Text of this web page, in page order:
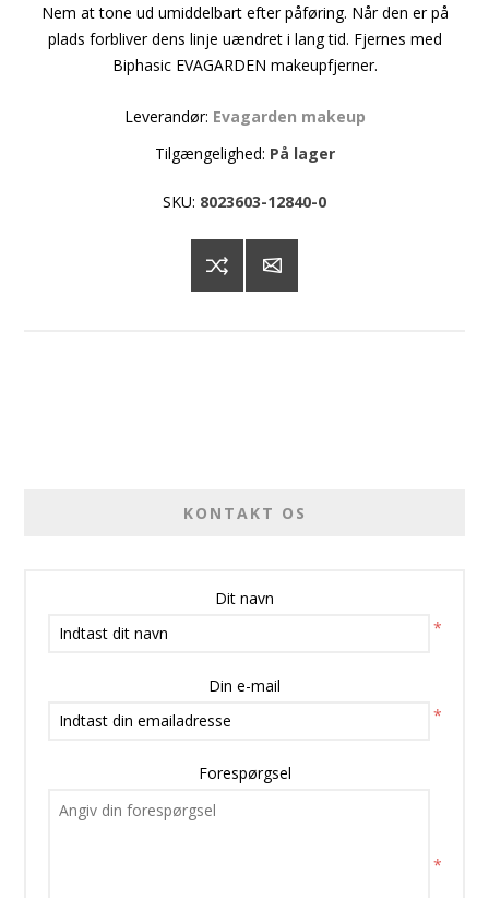
Nem at tone ud umiddelbart efter påføring. Når den er på
plads forbliver dens linje uændret i lang tid. Fjernes med
Biphasic EVAGARDEN makeupfjerner.
Leverandør: Evagarden makeup
Tilgængelighed: På lager
SKU: 8023603-12840-0
KONTAKT OS
Dit navn
*
Din e-mail
*
Forespørgsel
*